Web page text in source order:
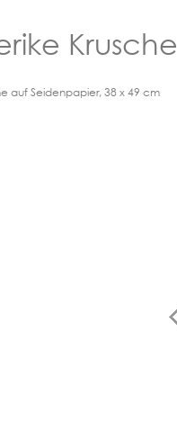
Krusche
auf Seidenpapier, 38 x 49 cm